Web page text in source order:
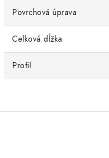
Povrchová úprava
Celková dĺžka
Profil